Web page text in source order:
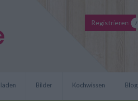
Registrieren
Bilder Kochwissen Blog